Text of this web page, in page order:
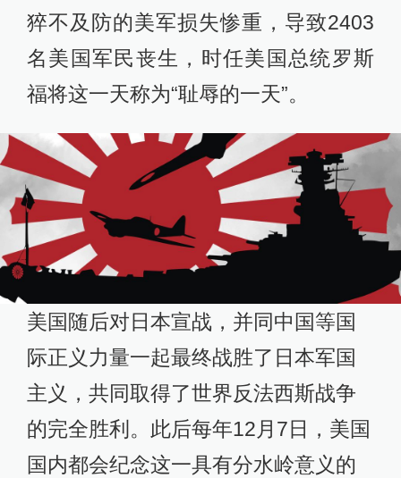
猝不及防的美军损失惨重，导致2403
名美国军民丧生，时任美国总统罗斯
福将这一天称为“耻辱的一天”。
美国随后对日本宣战，并同中国等国
际正义力量一起最终战胜了日本军国
主义，共同取得了世界反法西斯战争
的完全胜利。此后每年12月7日，美国
国内都会纪念这一具有分水岭意义的